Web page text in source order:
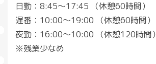
日勤：8:45～17:45 （休憩60時間）
遅番：10:00～19:00 （休憩60時間）
夜勤：16:00～10:00 （休憩120時間）
※残業少なめ